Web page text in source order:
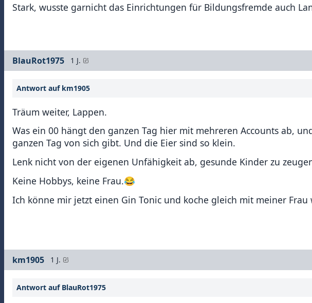
Stark, wusste garnicht das Einrichtungen für Bildungsfremde auch
BlauRot1975 1 J.
Antwort auf km1905
Träum weiter, Lappen.
Was ein 00 hängt den ganzen Tag hier mit mehreren Accounts ab,
ganzen Tag von sich gibt. Und die Eier sind so klein.
Lenk nicht von der eigenen Unfähigkeit ab, gesunde Kinder zu
Keine Hobbys, keine Frau.😂
Ich könne mir jetzt einen Gin Tonic und koche gleich mit meiner Frau
km1905 1 J.
Antwort auf BlauRot1975